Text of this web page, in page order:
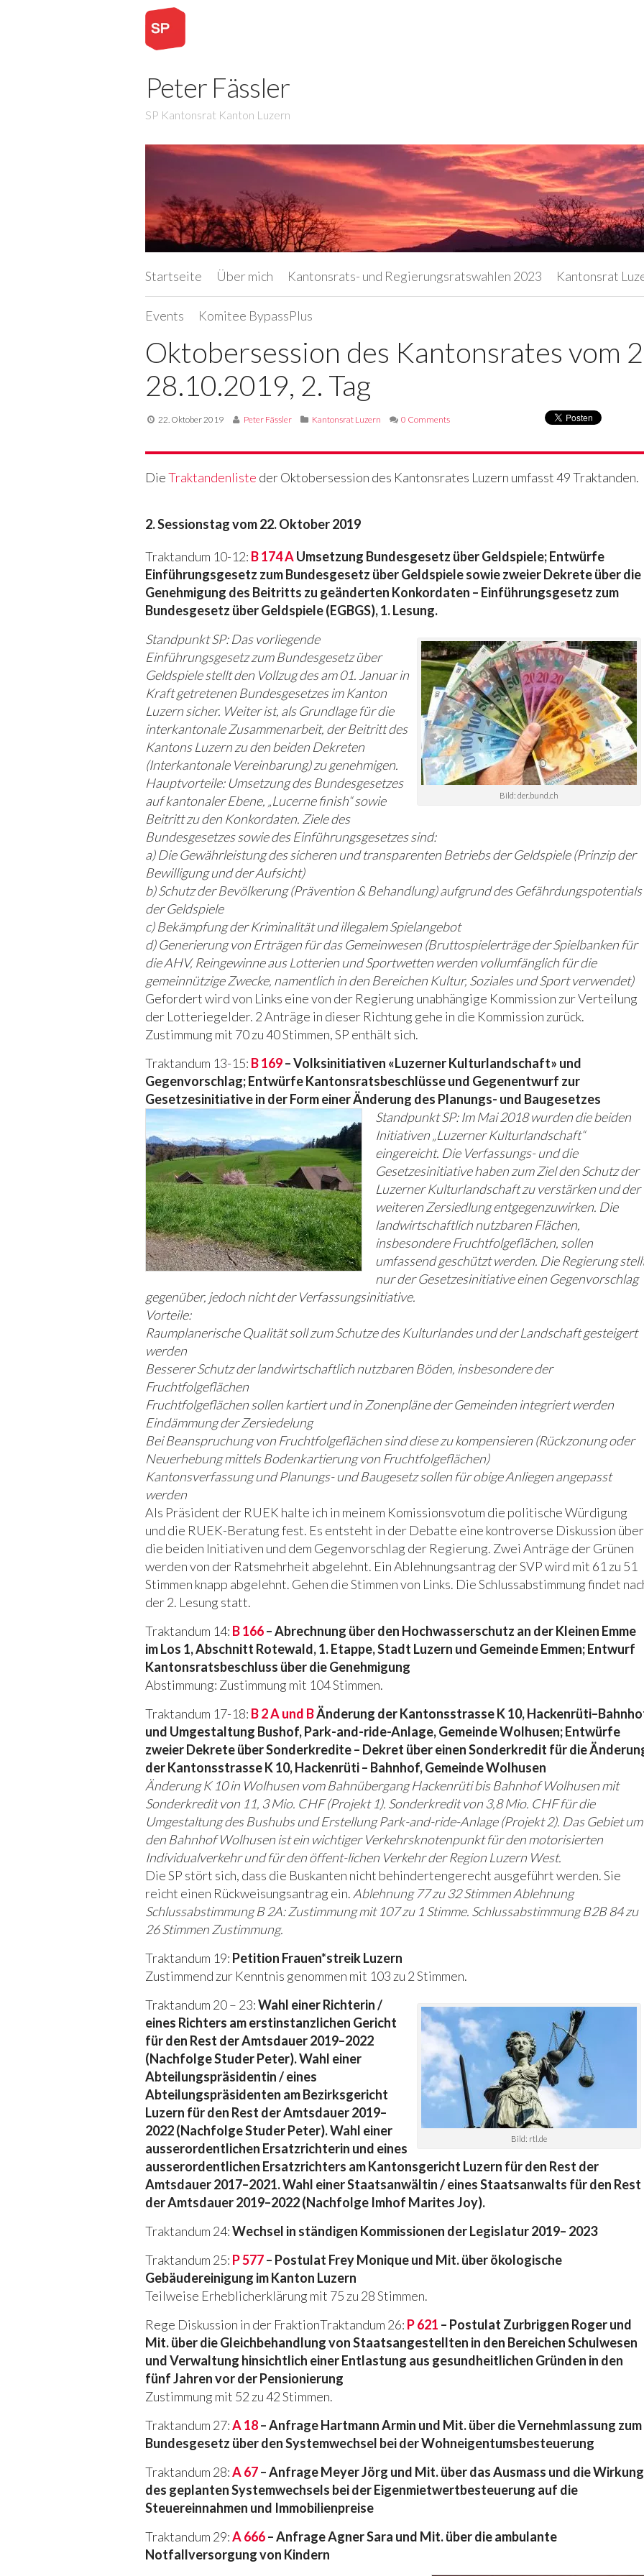
Peter Fässler
SP Kantonsrat Kanton Luzern
Startseite Über mich Kantonsrats- und Regierungsratswahlen 2023 Kantonsrat
Events Komitee BypassPlus
Oktobersession des Kantonsrates vom
28.10.2019, 2. Tag
22. Oktober 2019 Peter Fässler Kantonsrat Luzern 0 Comments
DieTraktandenliste der Oktobersession des Kantonsrates Luzern umfasst 49 Traktanden.
2. Sessionstag vom 22. Oktober 2019
Traktandum 10-12: B 174 AUmsetzung Bundesgesetz über Geldspiele; Entwürfe
Einführungsgesetz zum Bundesgesetz über Geldspiele sowie zweier Dekrete über die
Genehmigung des Beitritts zu geänderten Konkordaten – Einführungsgesetz zum
Bundesgesetz über Geldspiele (EGBGS), 1. Lesung.
Bild: der.bund.ch
Standpunkt SP: Das vorliegende
Einführungsgesetz zum Bundesgesetz über
Geldspiele stellt den Vollzug des am 01. Januar in
Kraft getretenen Bundesgesetzes im Kanton
Luzern sicher. Weiter ist, als Grundlage für die
interkantonale Zusammenarbeit, der Beitritt des
Kantons Luzern zu den beiden Dekreten
(Interkantonale Vereinbarung) zu genehmigen.
Hauptvorteile: Umsetzung des Bundesgesetzes
auf kantonaler Ebene, „Lucerne finish“ sowie
Beitritt zu den Konkordaten. Ziele des
Bundesgesetzes sowie des Einführungsgesetzes sind:
a) Die Gewährleistung des sicheren und transparenten Betriebs der Geldspiele (Prinzip der
Bewilligung und der Aufsicht)
b) Schutz der Bevölkerung (Prävention & Behandlung) aufgrund des Gefährdungspotentials
der Geldspiele
c) Bekämpfung der Kriminalität und illegalem Spielangebot
d) Generierung von Erträgen für das Gemeinwesen (Bruttospielerträge der Spielbanken für
die AHV, Reingewinne aus Lotterien und Sportwetten werden vollumfänglich für die
gemeinnützige Zwecke, namentlich in den Bereichen Kultur, Soziales und Sport verwendet)
Gefordert wird von Links eine von der Regierung unabhängige Kommission zur Verteilung
der Lotteriegelder. 2 Anträge in dieser Richtung gehe in die Kommission zurück.
Zustimmung mit 70 zu 40 Stimmen, SP enthält sich.
Traktandum 13-15: B 169– Volksinitiativen «Luzerner Kulturlandschaft» und
Gegenvorschlag; Entwürfe Kantonsratsbeschlüsse und Gegenentwurf zur
Gesetzesinitiative in der Form einer Änderung des Planungs- und Baugesetzes
Standpunkt SP: Im Mai 2018 wurden die beiden
Initiativen „Luzerner Kulturlandschaft“
eingereicht. Die Verfassungs- und die
Gesetzesinitiative haben zum Ziel den Schutz der
Luzerner Kulturlandschaft zu verstärken und der
weiteren Zersiedlung entgegenzuwirken. Die
landwirtschaftlich nutzbaren Flächen,
insbesondere Fruchtfolgeflächen, sollen
umfassend geschützt werden. Die Regierung
nur der Gesetzesinitiative einen Gegenvorschlag
gegenüber, jedoch nicht der Verfassungsinitiative.
Vorteile:
Raumplanerische Qualität soll zum Schutze des Kulturlandes und der Landschaft gesteigert
werden
Besserer Schutz der landwirtschaftlich nutzbaren Böden, insbesondere der
Fruchtfolgeflächen
Fruchtfolgeflächen sollen kartiert und in Zonenpläne der Gemeinden integriert werden
Eindämmung der Zersiedelung
Bei Beanspruchung von Fruchtfolgeflächen sind diese zu kompensieren (Rückzonung oder
Neuerhebung mittels Bodenkartierung von Fruchtfolgeflächen)
Kantonsverfassung und Planungs- und Baugesetz sollen für obige Anliegen angepasst
werden
Als Präsident der RUEK halte ich in meinem Komissionsvotum die politische Würdigung
und die RUEK-Beratung fest. Es entsteht in der Debatte eine kontroverse Diskussion über
die beiden Initiativen und dem Gegenvorschlag der Regierung. Zwei Anträge der Grünen
werden von der Ratsmehrheit abgelehnt. Ein Ablehnungsantrag der SVP wird mit 61 zu 51
Stimmen knapp abgelehnt. Gehen die Stimmen von Links. Die Schlussabstimmung findet
der 2. Lesung statt.
Traktandum 14: B 166– Abrechnung über den Hochwasserschutz an der Kleinen Emme
im Los 1, Abschnitt Rotewald, 1. Etappe, Stadt Luzern und Gemeinde Emmen; Entwurf
Kantonsratsbeschluss über die Genehmigung
Abstimmung: Zustimmung mit 104 Stimmen.
Traktandum 17-18: B 2 A und BÄnderung der Kantonsstrasse K 10,
und Umgestaltung Bushof, Park-and-ride-Anlage, Gemeinde Wolhusen; Entwürfe
zweier Dekrete über Sonderkredite – Dekret über einen Sonderkredit für die
der Kantonsstrasse K 10, Hackenrüti – Bahnhof, Gemeinde Wolhusen
Änderung K 10 in Wolhusen vom Bahnübergang Hackenrüti bis Bahnhof Wolhusen mit
Sonderkredit von 11, 3 Mio. CHF (Projekt 1). Sonderkredit von 3,8 Mio. CHF für die
Umgestaltung des Bushubs und Erstellung Park-and-ride-Anlage (Projekt 2). Das Gebiet um
den Bahnhof Wolhusen ist ein wichtiger Verkehrsknotenpunkt für den motorisierten
Individualverkehr und für den öffent-lichen Verkehr der Region Luzern West.
Die SP stört sich, dass die Buskanten nicht behindertengerecht ausgeführt werden. Sie
reicht einen Rückweisungsantrag ein. Ablehnung 77 zu 32 Stimmen Ablehnung
Schlussabstimmung B 2A: Zustimmung mit 107 zu 1 Stimme. Schlussabstimmung B2B 84 zu
26 Stimmen Zustimmung.
Traktandum 19: Petition Frauen*streik Luzern
Zustimmend zur Kenntnis genommen mit 103 zu 2 Stimmen.
Bild: rtl.de
Traktandum 20 – 23:Wahl einer Richterin /
eines Richters am erstinstanzlichen Gericht
für den Rest der Amtsdauer 2019–2022
(Nachfolge Studer Peter). Wahl einer
Abteilungspräsidentin / eines
Abteilungspräsidenten am Bezirksgericht
Luzern für den Rest der Amtsdauer 2019–
2022 (Nachfolge Studer Peter). Wahl einer
ausserordentlichen Ersatzrichterin und eines
ausserordentlichen Ersatzrichters am Kantonsgericht Luzern für den Rest der
Amtsdauer 2017–2021. Wahl einer Staatsanwältin / eines Staatsanwalts für den Rest
der Amtsdauer 2019–2022 (Nachfolge Imhof Marites Joy).
Traktandum 24:Wechsel in ständigen Kommissionen der Legislatur 2019– 2023
Traktandum 25: P 577– Postulat Frey Monique und Mit. über ökologische
Gebäudereinigung im Kanton Luzern
Teilweise Erheblicherklärung mit 75 zu 28 Stimmen.
Rege Diskussion in der FraktionTraktandum 26: P 621 – Postulat Zurbriggen Roger und
Mit. über die Gleichbehandlung von Staatsangestellten in den Bereichen Schulwesen
und Verwaltung hinsichtlich einer Entlastung aus gesundheitlichen Gründen in den
fünf Jahren vor der Pensionierung
Zustimmung mit 52 zu 42 Stimmen.
Traktandum 27:A 18– Anfrage Hartmann Armin und Mit. über die Vernehmlassung zum
Bundesgesetz über den Systemwechsel bei der Wohneigentumsbesteuerung
Traktandum 28:A 67– Anfrage Meyer Jörg und Mit. über das Ausmass und die Wirkung
des geplanten Systemwechsels bei der Eigenmietwertbesteuerung auf die
Steuereinnahmen und Immobilienpreise
Traktandum 29:A 666– Anfrage Agner Sara und Mit. über die ambulante
Notfallversorgung von Kindern